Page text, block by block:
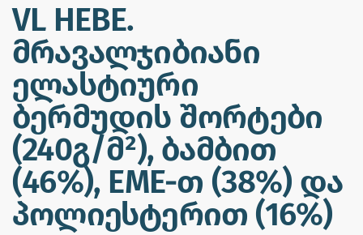
VL HEBE.
მრავალჯიბიანი
ელასტიური
ბერმუდის შორტები
(240გ/მ²), ბამბით
(46%), EME-თ (38%) და
პოლიესტერით (16%)